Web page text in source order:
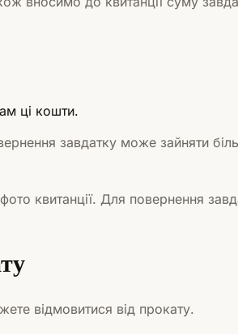
ці кошти.
завдатку може зайняти
квитанції. Для повернення
відмовитися від прокату.